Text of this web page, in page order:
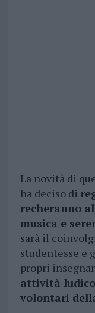
La novità di
ha deciso di
recheranno
musica e
sarà il
studentesse e
propri
attività
volontari